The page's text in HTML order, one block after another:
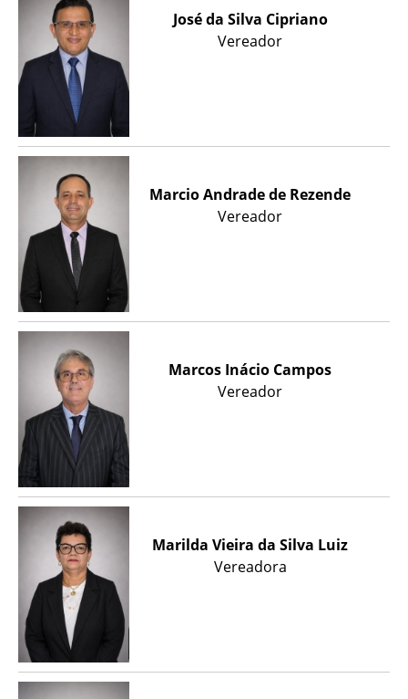
José da Silva Cipriano
Vereador
Marcio Andrade de Rezende
Vereador
Marcos Inácio Campos
Vereador
Marilda Vieira da Silva Luiz
Vereadora